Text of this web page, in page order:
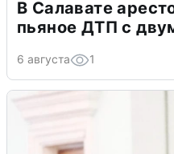
В Салавате
пьяное ДТП с
6 августа 1